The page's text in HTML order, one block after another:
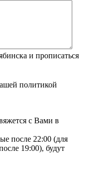
и прописаться
политикой
с Вами в
после 22:00 (для
19:00), будут